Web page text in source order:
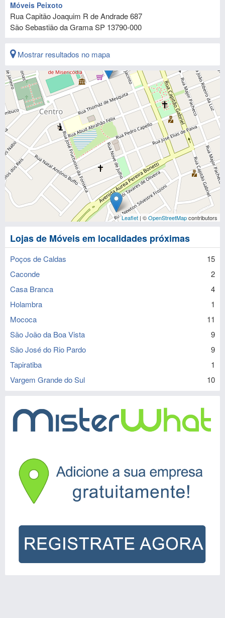
Móveis Peixoto
Rua Capitão Joaquim R de Andrade 687
São Sebastião da GramaSP 13790-000
Mostrar resultados no mapa
Leaflet | ©OpenStreetMapcontributors
Lojas de Móveis em localidades próximas
Poços de Caldas
15
Caconde
2
Casa Branca
4
Holambra
1
Mococa
11
São João da Boa Vista
9
São José do Rio Pardo
9
Tapiratiba
1
Vargem Grande do Sul
10